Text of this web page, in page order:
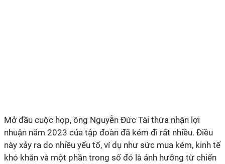
Mở đầu cuộc họp, ông Nguyễn Đức Tài thừa nhận lợi
nhuận năm 2023 của tập đoàn đã kém đi rất nhiều. Điều
này xảy ra do nhiều yếu tố, ví dụ như sức mua kém, kinh tế
khó khăn và một phần trong số đó là ảnh hưởng từ chiến